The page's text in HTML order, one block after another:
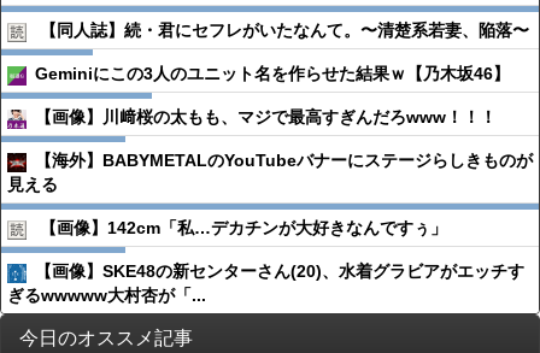
【同人誌】続・君にセフレがいたなんて。〜清楚系若妻、陥落〜
Geminiにこの3人のユニット名を作らせた結果ｗ【乃木坂46】
【画像】川﨑桜の太もも、マジで最高すぎんだろwww！！！
【海外】BABYMETALのYouTubeバナーにステージらしきものが
見える
【画像】142cm「私…デカチンが大好きなんですぅ」
【画像】SKE48の新センターさん(20)、水着グラビアがエッチす
ぎるwwwww大村杏が「...
今日のオススメ記事